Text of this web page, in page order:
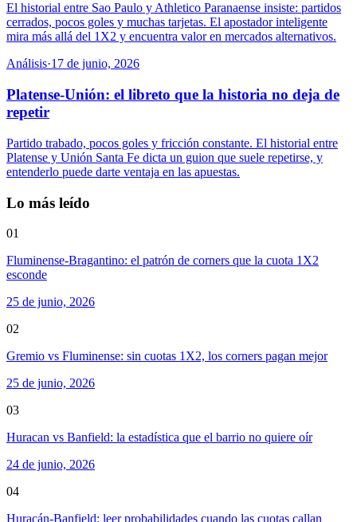
El historial entre Sao Paulo y Athletico Paranaense insiste: partidos
cerrados, pocos goles y muchas tarjetas. El apostador inteligente
mira más allá del 1X2 y encuentra valor en mercados alternativos.
Análisis·17 de junio, 2026
Platense-Unión: el libreto que la historia no deja de
repetir
Partido trabado, pocos goles y fricción constante. El historial entre
Platense y Unión Santa Fe dicta un guion que suele repetirse, y
entenderlo puede darte ventaja en las apuestas.
Lo más leído
01
Fluminense-Bragantino: el patrón de corners que la cuota 1X2
esconde
25 de junio, 2026
02
Gremio vs Fluminense: sin cuotas 1X2, los corners pagan mejor
25 de junio, 2026
03
Huracan vs Banfield: la estadística que el barrio no quiere oír
24 de junio, 2026
04
Huracán-Banfield: leer probabilidades cuando las cuotas callan